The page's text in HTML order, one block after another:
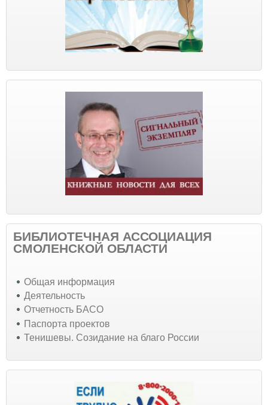
БИБЛИОТЕЧНАЯ АССОЦИАЦИЯ
СМОЛЕНСКОЙ ОБЛАСТИ
Общая информация
Деятельность
Отчетность БАСО
Паспорта проектов
Тенишевы. Созидание на благо России